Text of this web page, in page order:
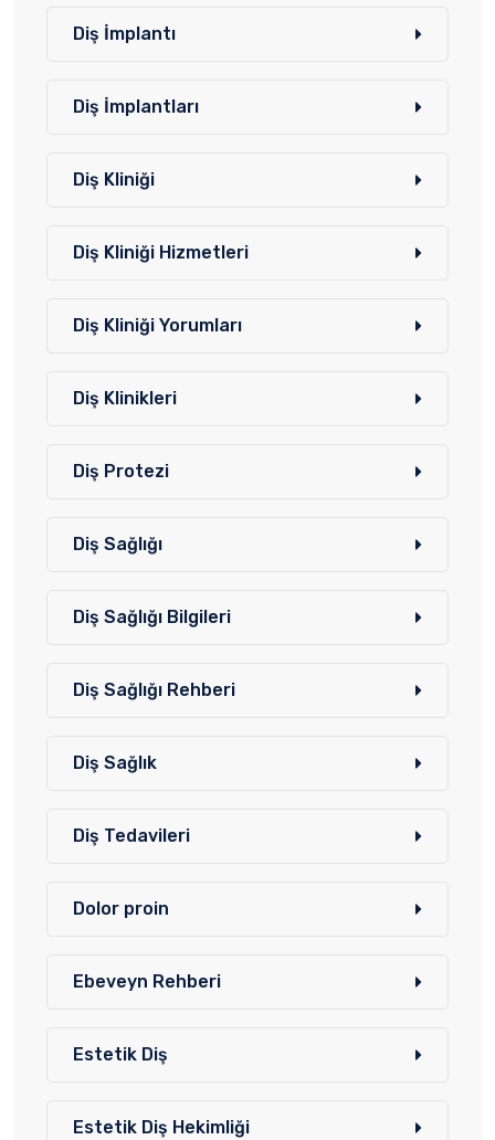
Diş İmplantı
Diş İmplantları
Diş Kliniği
Diş Kliniği Hizmetleri
Diş Kliniği Yorumları
Diş Klinikleri
Diş Protezi
Diş Sağlığı
Diş Sağlığı Bilgileri
Diş Sağlığı Rehberi
Diş Sağlık
Diş Tedavileri
Dolor proin
Ebeveyn Rehberi
Estetik Diş
Estetik Diş Hekimliği